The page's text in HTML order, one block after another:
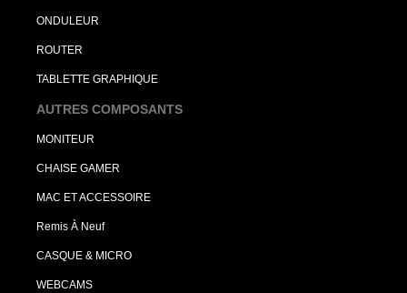
ONDULEUR
ROUTER
TABLETTE GRAPHIQUE
AUTRES COMPOSANTS
MONITEUR
CHAISE GAMER
MAC ET ACCESSOIRE
Remis À Neuf
CASQUE & MICRO
WEBCAMS